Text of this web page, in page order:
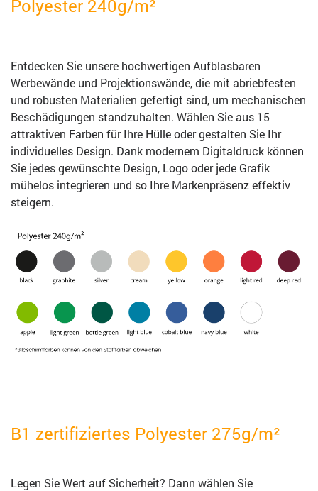
Polyester 240g/m²
Entdecken Sie unsere hochwertigen Aufblasbaren
Werbewände und Projektionswände, die mit abriebfesten
und robusten Materialien gefertigt sind, um mechanischen
Beschädigungen standzuhalten. Wählen Sie aus 15
attraktiven Farben für Ihre Hülle oder gestalten Sie Ihr
individuelles Design. Dank modernem Digitaldruck können
Sie jedes gewünschte Design, Logo oder jede Grafik
mühelos integrieren und so Ihre Markenpräsenz effektiv
steigern.
B1 zertifiziertes Polyester 275g/m²
Legen Sie Wert auf Sicherheit? Dann wählen Sie